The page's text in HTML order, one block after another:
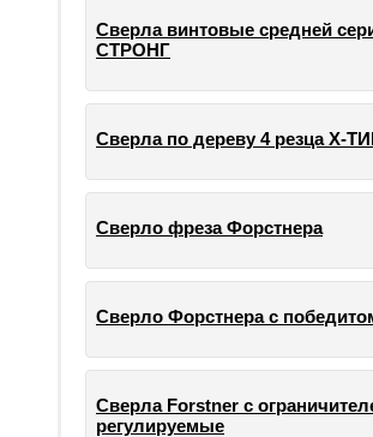
Сверла винтовые средней
СТРОНГ
Сверла по дереву 4 резца Х-
Сверло фреза Форстнера
Сверло Форстнера с
Сверла Forstner с
регулируемые